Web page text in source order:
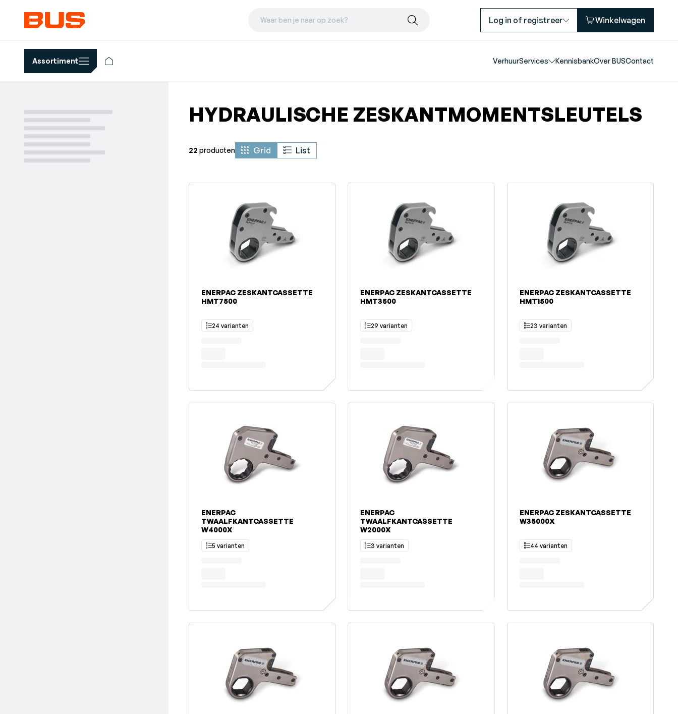
Waar ben je naar op zoek? Log in of registreer Winkelwagen
Assortiment VerhuurServices KennisbankOver BUSContact
HYDRAULISCHE ZESKANTMOMENTSLEUTELS
22 producten Grid List
ENERPAC ZESKANTCASSETTE
HMT7500
24 varianten
ENERPAC ZESKANTCASSETTE
HMT3500
29 varianten
ENERPAC ZESKANTCASSETTE
HMT1500
23 varianten
ENERPAC
TWAALFKANTCASSETTE
W4000X
5 varianten
ENERPAC
TWAALFKANTCASSETTE
W2000X
3 varianten
ENERPAC ZESKANTCASSETTE
W35000X
44 varianten